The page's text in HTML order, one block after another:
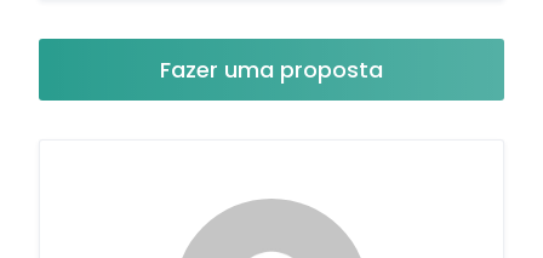
Fazer uma proposta